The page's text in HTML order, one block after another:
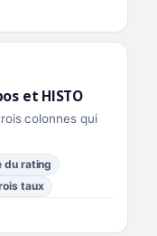
et HISTO
colonnes qui
du rating
taux